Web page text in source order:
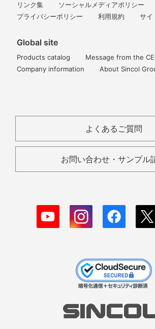
リンク集
ソーシャルメディアポリシー
プライバシーポリシー
利用規約 サイ
Global site
Products catalog
Message from the
Company information
About Sincol
よくあるご質問
お問い合わせ・サンプル